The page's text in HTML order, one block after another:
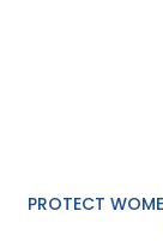
PROTECT